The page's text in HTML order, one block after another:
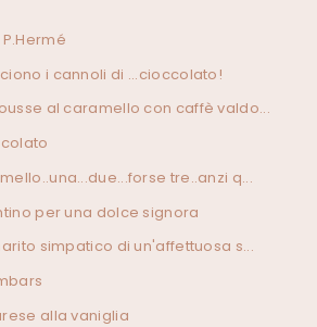
i cannoli di ...cioccolato!
al caramello con caffè valdo...
tre..anzi q...
per una dolce signora
simpatico di un'affettuosa s...
alla vaniglia